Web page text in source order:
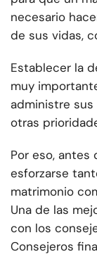
necesario
de sus vidas,
Establecer la
muy
administre sus
otras
Por eso, antes
esforzarse
matrimonio
Una de las
con los
Consejeros